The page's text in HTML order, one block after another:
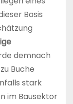
Basis
demnach
zu Buche
stark
im Bausektor